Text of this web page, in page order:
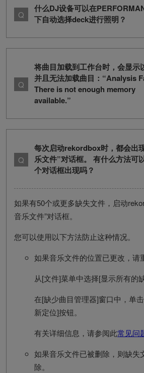
什么DJ设备可以在
下自动选择deck进行照明？
将曲目加载到工作台时，会显示
并且无法加载曲目：“Analysis
There is not enough memory
available.”
每次启动rekordbox时，都会出
乐文件”对话框。 有什么方法可
个对话框出现吗？
如果有50个或更多缺失文件，启动
音乐文件”对话框。
您可以使用以下方法防止这种情况。
如果音乐文件的位置已更改，请
从[文件]菜单中选择[显示所有的
在[缺少曲目管理器]窗口中，单
新定位]按钮。
有关详细信息，请参阅此常见问
如果音乐文件已被删除，则缺失
除。